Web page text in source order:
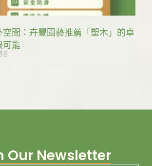
空間：卉豐園藝推薦「塑木」的卓
可能
言
Our Newsletter